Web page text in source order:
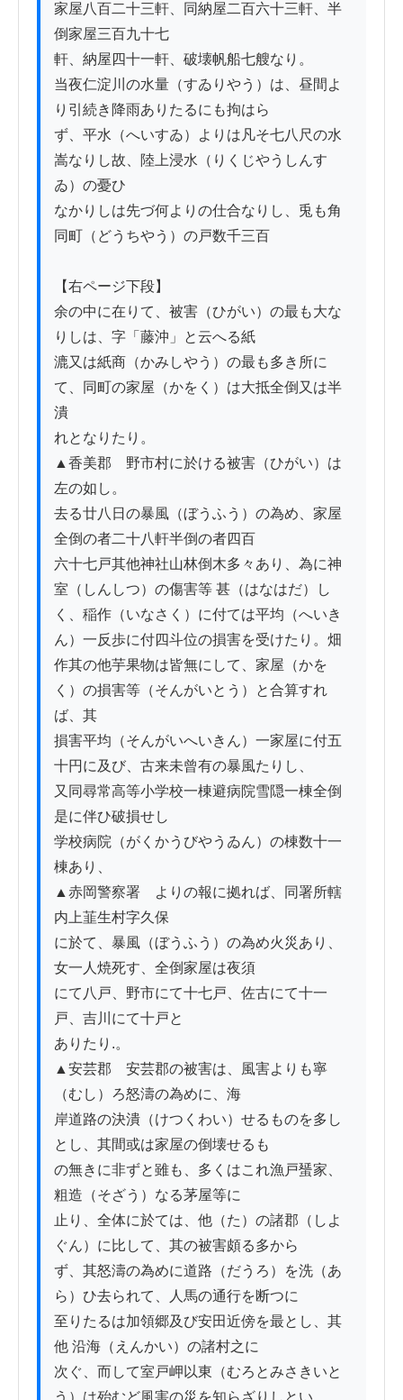
家屋八百二十三軒、同納屋二百六十三軒、半
倒家屋三百九十七
軒、納屋四十一軒、破壊帆船七艘なり。
当夜仁淀川の水量（すゐりやう）は、昼間よ
り引続き降雨ありたるにも拘はら
ず、平水（へいすゐ）よりは凡そ七八尺の水
嵩なりし故、陸上浸水（りくじやうしんす
ゐ）の憂ひ
なかりしは先づ何よりの仕合なりし、兎も角
同町（どうちやう）の戸数千三百
【右ページ下段】
余の中に在りて、被害（ひがい）の最も大な
りしは、字「藤沖」と云へる紙
漉又は紙商（かみしやう）の最も多き所に
て、同町の家屋（かをく）は大抵全倒又は半
潰
れとなりたり。
▲香美郡　野市村に於ける被害（ひがい）は
左の如し。
去る廿八日の暴風（ぼうふう）の為め、家屋
全倒の者二十八軒半倒の者四百
六十七戸其他神社山林倒木多々あり、為に神
室（しんしつ）の傷害等 甚（はなはだ）し
く、稲作（いなさく）に付ては平均（へいき
ん）一反歩に付四斗位の損害を受けたり。畑
作其の他芋果物は皆無にして、家屋（かを
く）の損害等（そんがいとう）と合算すれ
ば、其
損害平均（そんがいへいきん）一家屋に付五
十円に及び、古来未曾有の暴風たりし、
又同尋常高等小学校一棟避病院雪隠一棟全倒
是に伴ひ破損せし
学校病院（がくかうびやうゐん）の棟数十一
棟あり、
▲赤岡警察署　よりの報に拠れば、同署所轄
内上韮生村字久保
に於て、暴風（ぼうふう）の為め火災あり、
女一人焼死す、全倒家屋は夜須
にて八戸、野市にて十七戸、佐古にて十一
戸、吉川にて十戸と
ありたり.。
▲安芸郡　安芸郡の被害は、風害よりも寧
（むし）ろ怒濤の為めに、海
岸道路の決潰（けつくわい）せるものを多し
とし、其間或は家屋の倒壊せるも
の無きに非ずと雖も、多くはこれ漁戸蜑家、
粗造（そざう）なる茅屋等に
止り、全体に於ては、他（た）の諸郡（しよ
ぐん）に比して、其の被害頗る多から
ず、其怒濤の為めに道路（だうろ）を洗（あ
ら）ひ去られて、人馬の通行を断つに
至りたるは加領郷及び安田近傍を最とし、其
他 沿海（えんかい）の諸村之に
次ぐ、而して室戸岬以東（むろとみさきいと